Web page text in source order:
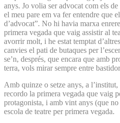
anys. Jo volia ser advocat com els
el meu pare em va fer entendre que
d’advocat”. No hi havia marxa
primera vegada que vaig assistir al
avorrir molt, i he estat temptat
canvies el pati de butaques per
se’n, després, que encara que amb
terra, vols mirar sempre entre
Amb quinze o setze anys, a
recordo la primera vegada que vaig
protagonista, i amb vint anys (que
escola de teatre per primera vegada.